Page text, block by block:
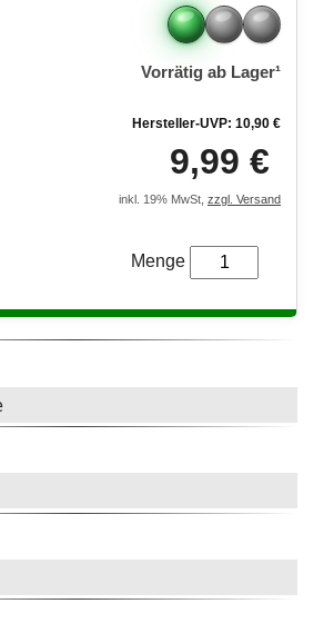
Vorrätig ab Lager¹
Hersteller-UVP: 10,90 €
9,99 €
inkl. 19% MwSt, zzgl. Versand
Menge